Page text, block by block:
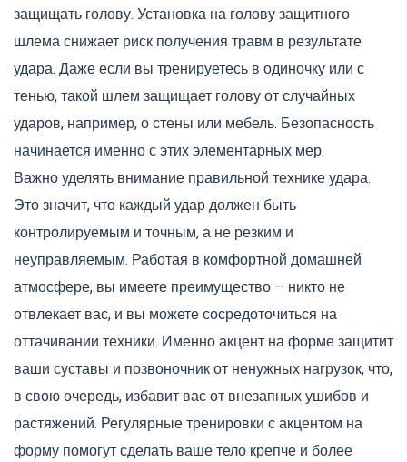
защищать голову. Установка на голову защитного
шлема снижает риск получения травм в результате
удара. Даже если вы тренируетесь в одиночку или с
тенью, такой шлем защищает голову от случайных
ударов, например, о стены или мебель. Безопасность
начинается именно с этих элементарных мер.
Важно уделять внимание правильной технике удара.
Это значит, что каждый удар должен быть
контролируемым и точным, а не резким и
неуправляемым. Работая в комфортной домашней
атмосфере, вы имеете преимущество – никто не
отвлекает вас, и вы можете сосредоточиться на
оттачивании техники. Именно акцент на форме защитит
ваши суставы и позвоночник от ненужных нагрузок, что,
в свою очередь, избавит вас от внезапных ушибов и
растяжений. Регулярные тренировки с акцентом на
форму помогут сделать ваше тело крепче и более